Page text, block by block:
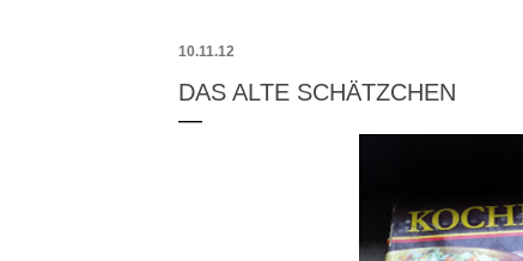
10.11.12
DAS ALTE SCHÄTZCHEN